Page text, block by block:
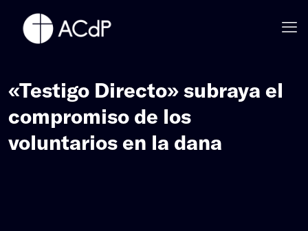
«Testigo Directo» subraya el
compromiso de los
voluntarios en la dana